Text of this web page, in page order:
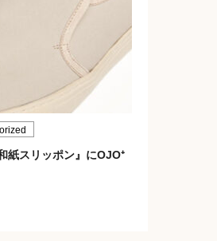
紙スリッポン』にOJO⁺